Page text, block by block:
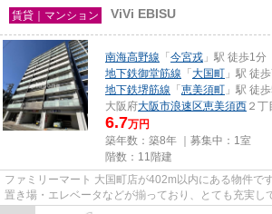
賃貸｜マンション ViVi EBISU
南海高野線 「 今宮戎 」駅 徒歩1分
地下鉄御堂筋線 「 大国町 」駅 徒
地下鉄堺筋線 「 恵美須町 」駅 徒
大阪府大阪市浪速区恵美須西 ２丁
6.7万円
築年数：築8年 ｜募集中： 1室
階数：11階建
ファミリーマート 大国町店が402m以内にある物件で
置き場・エレベータなどが揃っており、とても充実し
ら、300mの距離に駐車場があり...